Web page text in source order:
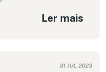
Ler mais
31 JUL 2023